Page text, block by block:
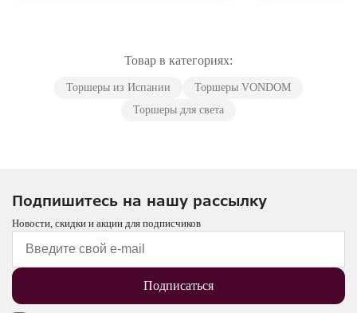
Товар в категориях:
Торшеры из Испании
Торшеры VONDOM
Торшеры для света
Подпишитесь на нашу рассылку
Новости, скидки и акции для подписчиков
Подписаться